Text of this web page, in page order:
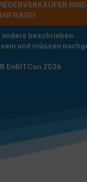
beschrieben.
und müssen
EnBITCon 2026